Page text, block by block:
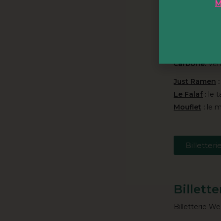
court et
accueille
Vos
carbone.
Just Ramen :
Le Falaf : le
Mouflet : le
Billetterie
Billetterie